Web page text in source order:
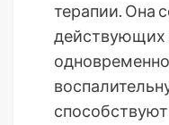
терапии. Она
действующих